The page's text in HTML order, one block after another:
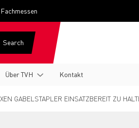
Fachmessen
Über TVH Kontakt
GABELSTAPLER EINSATZBEREIT ZU